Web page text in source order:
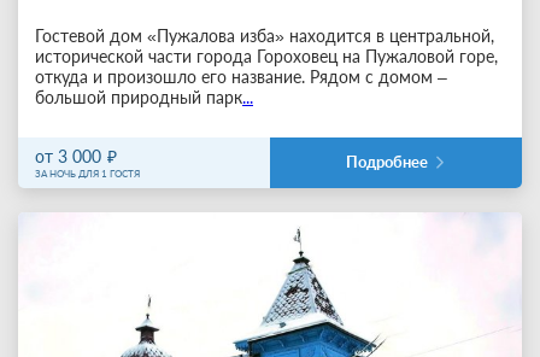
Гостевой дом «Пужалова изба» находится в центральной,
исторической части города Гороховец на Пужаловой горе,
откуда и произошло его название. Рядом с домом –
большой природный парк...
от 3 000
ЗА НОЧЬ ДЛЯ 1 ГОСТЯ
Подробнее